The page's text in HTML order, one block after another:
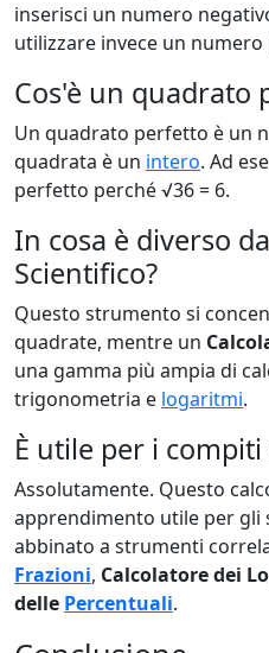
inserisci un numero
utilizzare invece un
Cos'è un quadrato
Un quadrato perfetto è un
quadrata è un intero. Ad
perfetto perché √36 = 6.
In cosa è diverso
Scientifico?
Questo strumento si
quadrate, mentre un
una gamma più ampia di
trigonometria e logaritmi.
È utile per i compiti
Assolutamente. Questo
apprendimento utile per gli
abbinato a strumenti
Frazioni, Calcolatore dei
delle Percentuali.